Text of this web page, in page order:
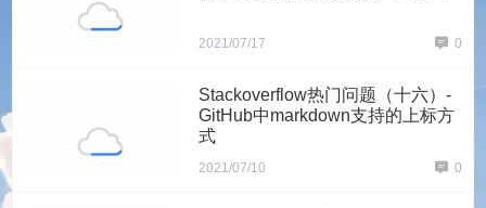
2021/07/17 0
Stackoverflow热门问题（十六）-
GitHub中markdown支持的上标方
式
2021/07/10 0